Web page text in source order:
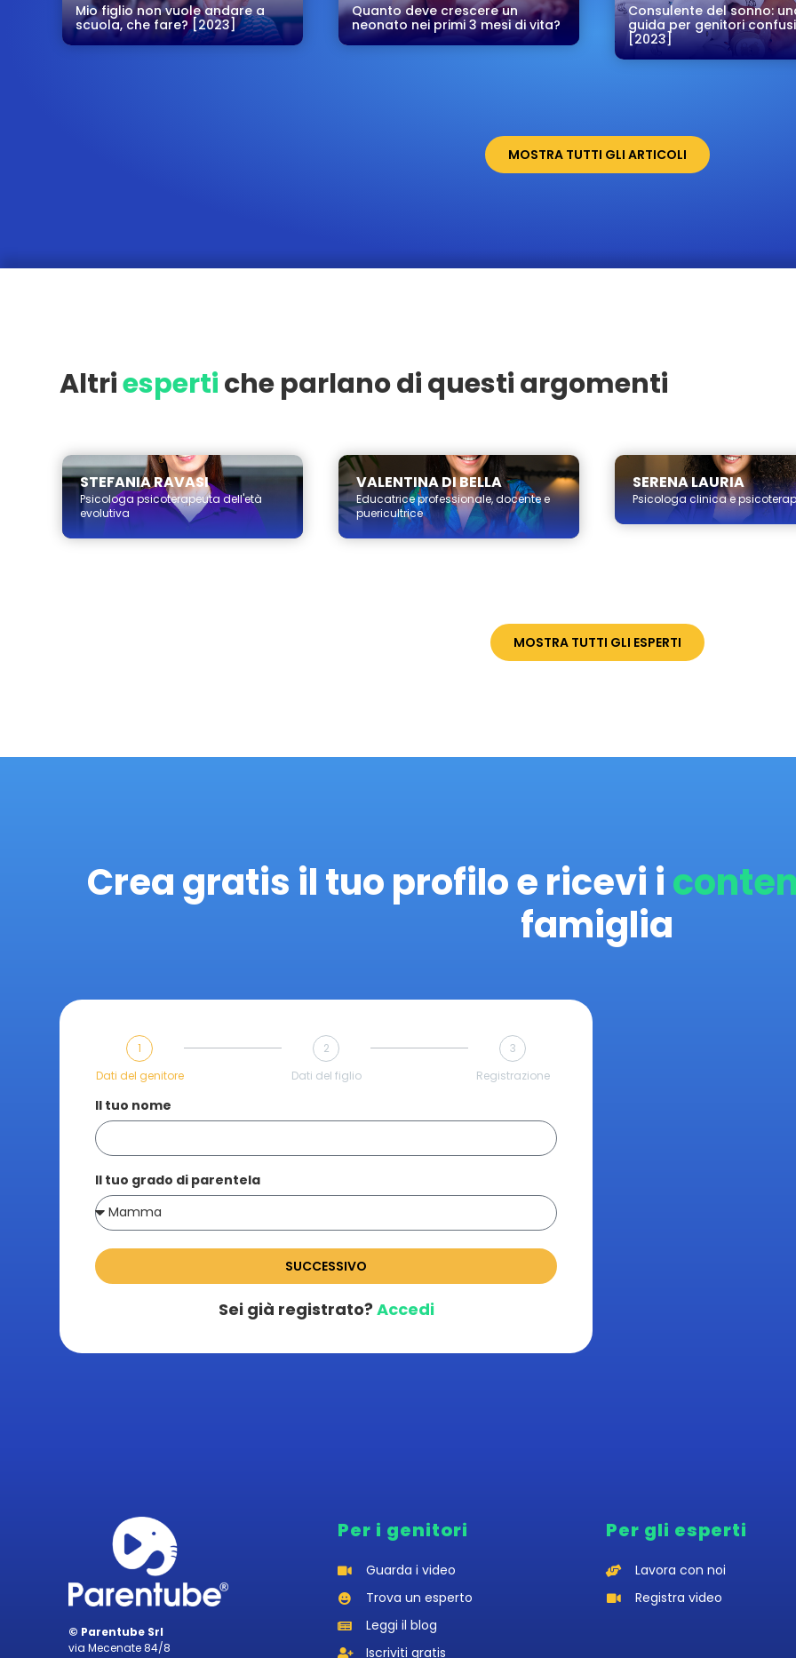
Mio figlio non vuole andare a
scuola, che fare? [2023]
Quanto deve crescere un
neonato nei primi 3 mesi di vita?
Consulente del sonno:
guida per genitori confusi
[2023]
MOSTRA TUTTI GLI ARTICOLI
Altriespertiche parlano di questi argomenti
STEFANIA RAVASI
Psicologa psicoterapeuta dell'età
evolutiva
VALENTINA DI BELLA
Educatrice professionale, docente e
puericultrice
SERENA LAURIA
Psicologa clinica e
MOSTRA TUTTI GLI ESPERTI
Crea gratis il tuo profilo e ricevi i
famiglia
1
Dati del genitore
2
Dati del figlio
3
Registrazione
Il tuo nome
Il tuo grado di parentela
SUCCESSIVO
Sei già registrato? Accedi
© Parentube Srl
via Mecenate 84/8
Per i genitori
Guarda i video
Trova un esperto
Leggi il blog
Iscriviti gratis
Per gli esperti
Lavora con noi
Registra video